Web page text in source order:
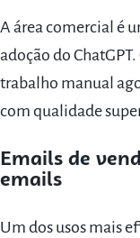
A área comercial é
adoção do
trabalho manual
com qualidade
Emails de
emails
Um dos usos mais